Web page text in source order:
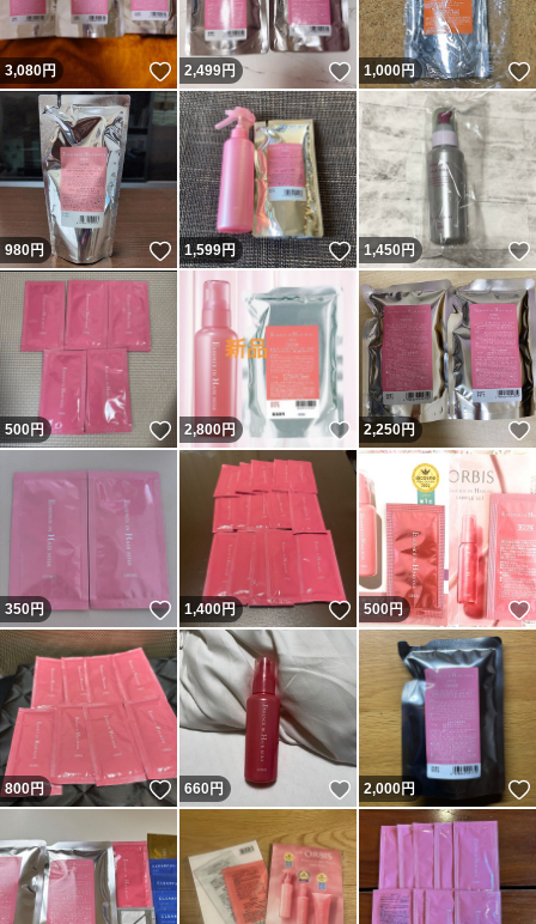
3,080円 いいね！
2,499円 いいね！
1,000円
980円 いいね！
1,599円 いいね！
1,450 円
500円 いいね！
2,800円 いいね！
2,250円
350円 いいね！
1,400円 いいね！
500円
800円 いいね！
660円 いいね！
2,000円